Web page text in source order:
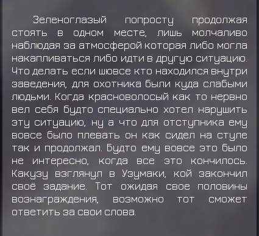
Зеленоглазый попросту продолжая
стоять в одном месте, лишь молчаливо
наблюдая за атмосферой которая либо могла
накапливаться либо идти в другую ситуацию.
Что делать если шювсе кто находился внутри
заведения, для охотника были куда слабыми
людьми. Когда красноволосый как то нервно
вел себя будто специально хотел нарушить
эту ситуацию, ну а что для отступника ему
вовсе было плевать он как сидел на стуле
так и продолжал. Будто ему вовсе это было
не интересно, когда все это кончилось.
Какузу взглянул в Узумаки, кой закончил
своё задание. Тот ожидая свое половины
вознаграждения, возможно тот сможет
ответить за свои слова.